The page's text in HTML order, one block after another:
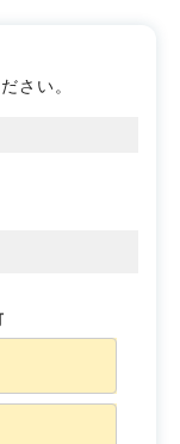
さい。